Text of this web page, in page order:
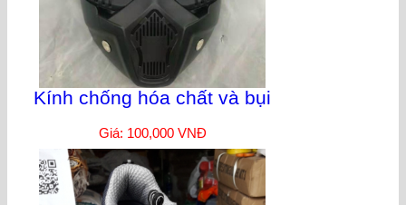
Kính chống hóa chất và bụi
Giá: 100,000 VNĐ